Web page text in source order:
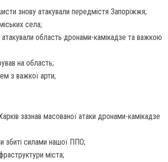
знову атакували передмістя Запоріжжя;
села;
область дронами-камікадзе та важкою
на область;
з важкої арти;
зазнав масованої атаки дронами-камікадзе
збиті силами нашої ППО;
міста;